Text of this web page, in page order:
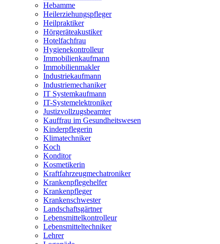
Hebamme
Heilerziehungspfleger
Heilpraktiker
Hörgeräteakustiker
Hotelfachfrau
Hygienekontrolleur
Immobilienkaufmann
Immobilienmakler
Industriekaufmann
Industriemechaniker
IT Systemkaufmann
IT-Systemelektroniker
Justizvollzugsbeamter
Kauffrau im Gesundheitswesen
Kinderpflegerin
Klimatechniker
Koch
Konditor
Kosmetikerin
Kraftfahrzeugmechatroniker
Krankenpflegehelfer
Krankenpfleger
Krankenschwester
Landschaftsgärtner
Lebensmittelkontrolleur
Lebensmitteltechniker
Lehrer